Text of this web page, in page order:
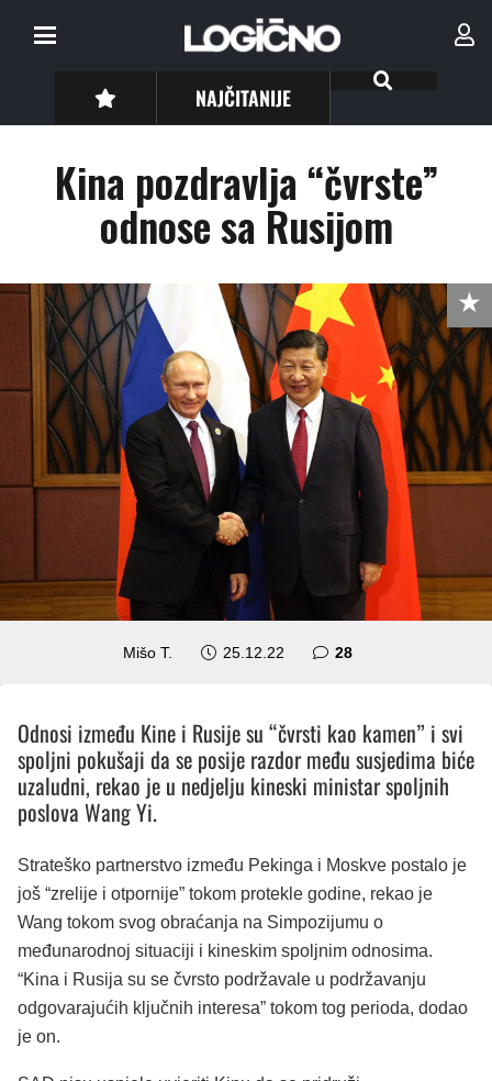
NAJČITANIJE
Kina pozdravlja “čvrste”
odnose sa Rusijom
Mišo T. 25.12.22 28komentara
Odnosi između Kine i Rusije su “čvrsti kao kamen” i svi
spoljni pokušaji da se posije razdor među susjedima biće
uzaludni, rekao je u nedjelju kineski ministar spoljnih
poslova Wang Yi.
Strateško partnerstvo između Pekinga i Moskve postalo je
još “zrelije i otpornije” tokom protekle godine, rekao je
Wang tokom svog obraćanja na Simpozijumu o
međunarodnoj situaciji i kineskim spoljnim odnosima.
“Kina i Rusija su se čvrsto podržavale u podržavanju
odgovarajućih ključnih interesa” tokom tog perioda, dodao
je on.